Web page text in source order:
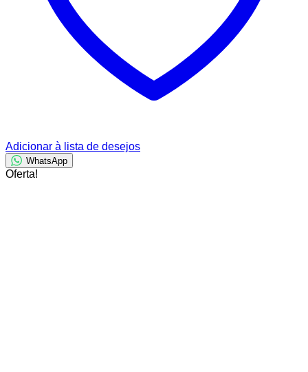
Adicionar à lista de desejos
WhatsApp
Oferta!